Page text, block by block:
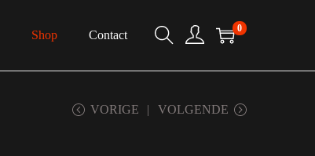
Shop Contact 0
VORIGE VOLGENDE